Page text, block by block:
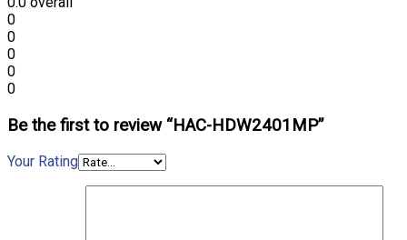
0
0
0
0
0
Be the first to review “HAC-HDW2401MP”
Your Rating